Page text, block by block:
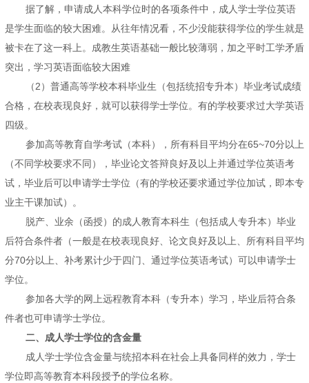
据了解，申请成人本科学位时的各项条件中，成人学士学位英语
是学生面临的较大困难。从往年情况看，不少没能获得学位的学生就是
被卡在了这一科上。成教生英语基础一般比较薄弱，加之平时工学矛盾
突出，学习英语面临较大困难
（2）普通高等学校本科毕业生（包括统招专升本）毕业考试成绩
合格，在校表现良好，就可以获得学士学位。有的学校要求过大学英语
四级。
参加高等教育自学考试（本科），所有科目平均分在65~70分以上
（不同学校要求不同），毕业论文答辩良好及以上并通过学位英语考
试，毕业后可以申请学士学位（有的学校还要求通过学位加试，即本专
业主干课加试）。
脱产、业余（函授）的成人教育本科生（包括成人专升本）毕业
后符合条件者（一般是在校表现良好、论文良好及以上、所有科目平均
分70分以上、补考累计少于四门、通过学位英语考试）可以申请学士
学位。
参加各大学的网上远程教育本科（专升本）学习，毕业后符合条
件者也可申请学士学位。
二、成人学士学位的含金量
成人学士学位含金量与统招本科在社会上具备同样的效力，学士
学位即高等教育本科段授予的学位名称。